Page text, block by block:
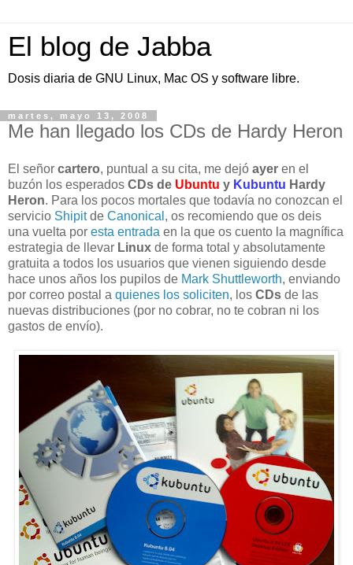
El blog de Jabba
Dosis diaria de GNU Linux, Mac OS y software libre.
martes, mayo 13, 2008
Me han llegado los CDs de Hardy Heron
El señor cartero, puntual a su cita, me dejó ayer en el
buzón los esperados CDs de Ubuntu y Kubuntu Hardy
Heron. Para los pocos mortales que todavía no conozcan el
servicio Shipitde Canonical , os recomiendo que os deis
una vuelta por esta entrada en la que os cuento la magnífica
estrategia de llevar Linux de forma total y absolutamente
gratuita a todos los usuarios que vienen siguiendo desde
hace unos años los pupilos de Mark Shuttleworth, enviando
por correo postal a quienes los soliciten, los CDs de las
nuevas distribuciones (por no cobrar, no te cobran ni los
gastos de envío).